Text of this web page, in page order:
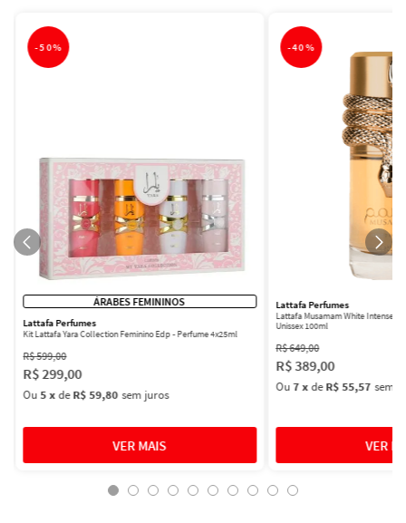
-50%
ÁRABES FEMININOS
Lattafa Perfumes
Kit Lattafa Yara Collection Feminino Edp - Perfume 4x25ml
R$599,00
R$299,00
Ou5 xdeR$ 59,80 sem juros
-40%
Lattafa Perfumes
Lattafa Musamam White Intense
Unissex 100ml
R$649,00
R$389,00
Ou7xdeR$ 55,57 sem